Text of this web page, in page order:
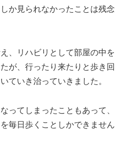
か見られなかったことは残念
、リハビリとして部屋の中を
が、行ったり来たりと歩き回
ていき治っていきました。
ってしまったこともあって、
毎日歩くことしかできません